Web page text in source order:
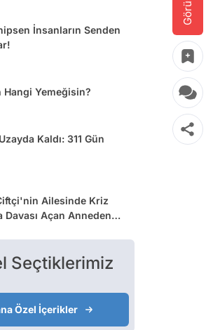
İnsanların Senden
Hangi Yemeğisin?
Kaldı: 311 Gün
Ailesinde Kriz
Açan Anneden
Seçtiklerimiz
Özel İçerikler